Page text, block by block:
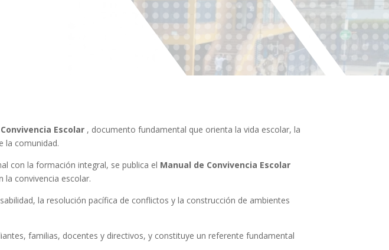
Escolar , documento fundamental que orienta la vida escolar, la
la comunidad.
con la formación integral, se publica el Manual de Convivencia Escolar
la convivencia escolar.
la resolución pacífica de conflictos y la construcción de ambientes
familias, docentes y directivos, y constituye un referente fundamental